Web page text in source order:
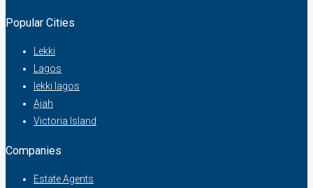
Popular Cities
Lekki
Lagos
lekki lagos
Ajah
Victoria Island
Companies
Estate Agents